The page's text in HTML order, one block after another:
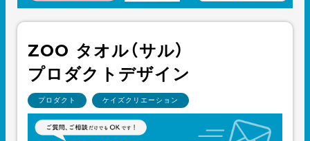
ZOO タオル（サル）
プロダクトデザイン
プロダクト ケイズクリエーション